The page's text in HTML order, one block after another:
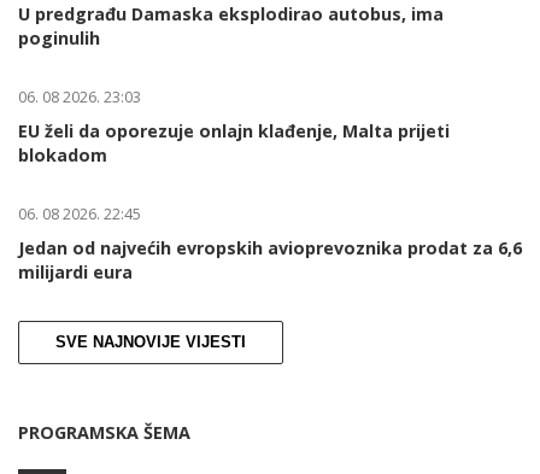
U predgrađu Damaska eksplodirao autobus, ima
poginulih
06. 08 2026. 23:03
EU želi da oporezuje onlajn klađenje, Malta prijeti
blokadom
06. 08 2026. 22:45
Jedan od najvećih evropskih avioprevoznika prodat za 6,6
milijardi eura
SVE NAJNOVIJE VIJESTI
PROGRAMSKA ŠEMA